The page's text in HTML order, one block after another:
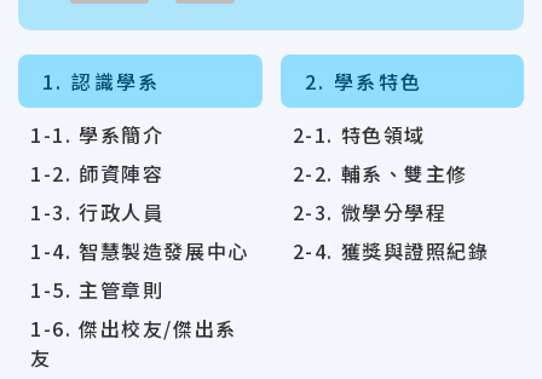
1. 認識學系
1-1. 學系簡介
1-2. 師資陣容
1-3. 行政人員
1-4. 智慧製造發展中心
1-5. 主管章則
1-6. 傑出校友/傑出系
友
2. 學系特色
2-1. 特色領域
2-2. 輔系、雙主修
2-3. 微學分學程
2-4. 獲獎與證照紀錄